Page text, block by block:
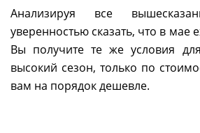
Анализируя все
уверенностью сказать, что в мае
Вы получите те же условия
высокий сезон, только по
вам на порядок дешевле.